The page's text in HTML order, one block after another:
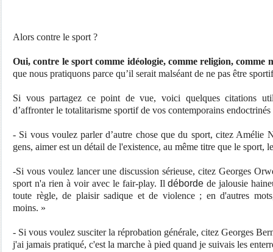
Alors contre le sport ?
Oui, contre le sport comme idéologie, comme religion, comme
que nous pratiquons parce qu’il serait malséant de ne pas être
Si vous partagez ce point de vue, voici quelques citations
d’affronter le totalitarisme sportif de vos contemporains endoctrinés
- Si vous voulez parler d’autre chose que du sport, citez Amélie
gens, aimer est un détail de l'existence, au même titre que le sport,
-Si vous voulez lancer une discussion sérieuse, citez Georges
sport n'a rien à voir avec le fair-play. Il débordede jalousie
toute règle, de plaisir sadique et de violence ; en d'autres mots
moins. »
- Si vous voulez susciter la réprobation générale, citez Georges
j'ai jamais pratiqué, c'est la marche à pied quand je suivais les